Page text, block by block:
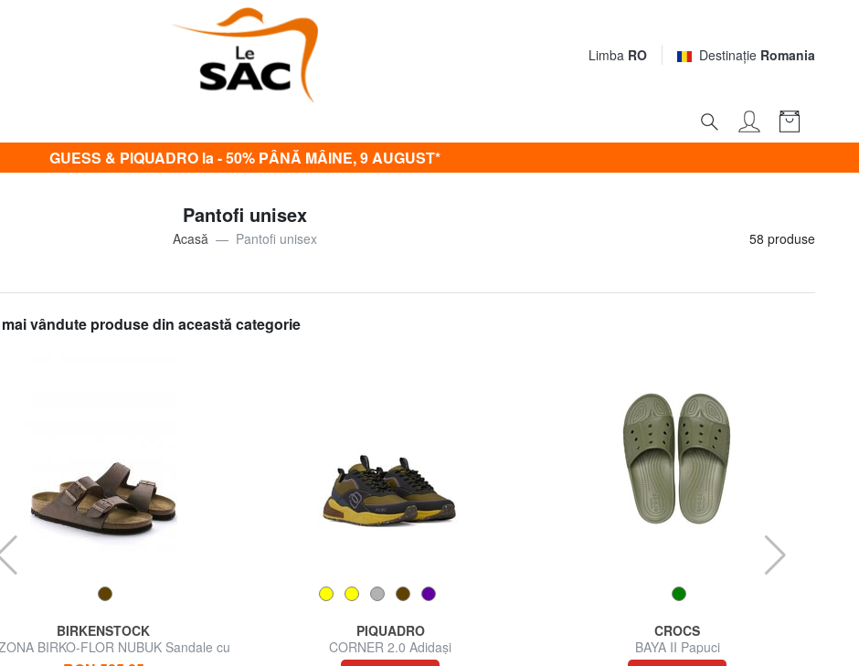
Limba RO Destinaţie Romania
GUESS & PIQUADRO la - 50% PÂNĂ MÂINE, 9 AUGUST*
Pantofi unisex
Acasă Pantofi unisex 58 produse
vândute produse din această categorie
BIRKENSTOCK
BIRKO-FLOR NUBUK Sandale cu
PIQUADRO
CORNER 2.0 Adidași
CROCS
BAYA II Papuci